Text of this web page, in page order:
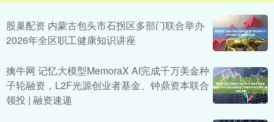
股巢配资 内蒙古包头市石拐区多部门联合举办
2026年全区职工健康知识讲座
擒牛网 记忆大模型MemoraX AI完成千万美金种
子轮融资，L2F光源创业者基金、钟鼎资本联合
领投 | 融资速递